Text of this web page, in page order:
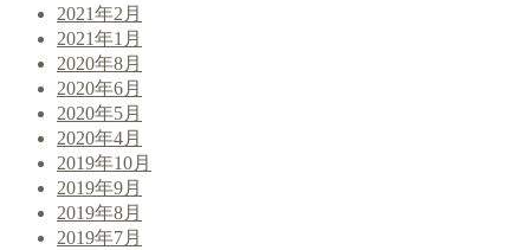
2021年2月
2021年1月
2020年8月
2020年6月
2020年5月
2020年4月
2019年10月
2019年9月
2019年8月
2019年7月